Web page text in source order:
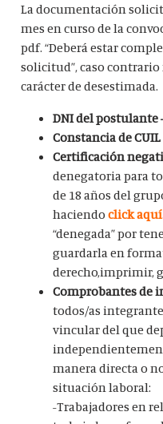
La documentación
mes en curso de la
pdf. “Deberá estar
solicitud”, caso contrario
carácter de desestimada.
DNI del postulante
Constancia de
Certificación
denegatoria para
de 18 años del
haciendoclick
“denegada” por
guardarla en
derecho,imprimir,
Comprobantes de
todos/as
vincular del que
manera directa o
situación laboral:
-Trabajadores en